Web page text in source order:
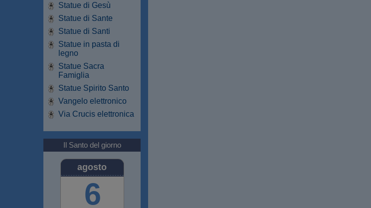
Statue di Gesù
Statue di Sante
Statue di Santi
Statue in pasta di
legno
Statue Sacra
Famiglia
Statue Spirito Santo
Vangelo elettronico
Via Crucis elettronica
Il Santo del giorno
agosto
6